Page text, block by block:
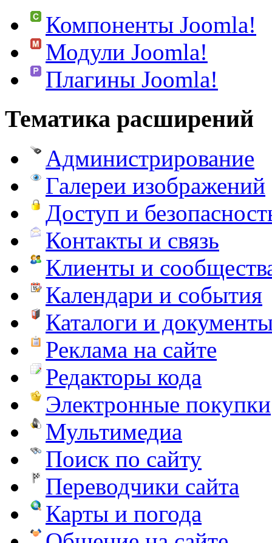
Компоненты Joomla!
Модули Joomla!
Плагины Joomla!
Тематика расширений
Администрирование
Галереи изображений
Доступ и
Контакты и связь
Клиенты и
Календари и события
Каталоги и
Реклама на сайте
Редакторы кода
Электронные покупки
Мультимедиа
Поиск по сайту
Переводчики сайта
Карты и погода